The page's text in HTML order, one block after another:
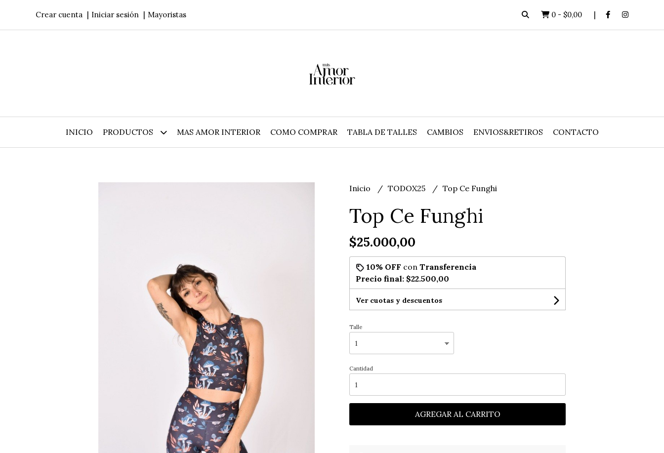
Crear cuenta Iniciar sesión Mayoristas 0 - $0,00
INICIO PRODUCTOS MAS AMOR INTERIOR COMO COMPRAR TABLA DE TALLES CAMBIOS ENVIOS&RETIROS CONTACTO
Inicio TODOX25 Top Ce Funghi
Top Ce Funghi
$25.000,00
10% OFF con Transferencia
Precio final: $22.500,00
Ver cuotas y descuentos
Talle
Cantidad
AGREGAR AL CARRITO